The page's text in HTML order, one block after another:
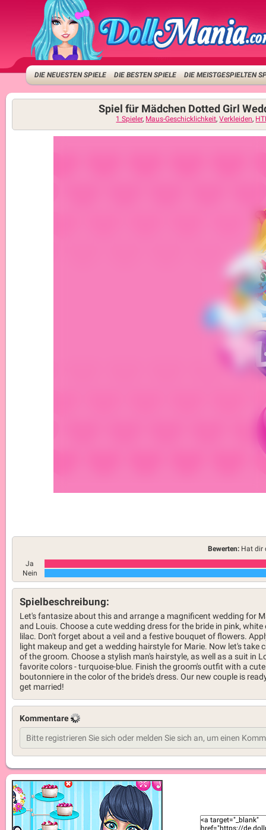
DIE NEUESTEN SPIELE DIE BESTEN SPIELE DIE MEISTGESPIELTEN
Spiel für Mädchen Dotted Girl
1 Spieler, Maus-Geschicklichkeit,Verkleiden,
Bewerten: Hat dir
Ja
Nein
Spielbeschreibung:
Let's fantasize about this and arrange a magnificent wedding for
and Louis. Choose a cute wedding dress for the bride in pink, white
lilac. Don't forget about a veil and a festive bouquet of flowers.
light makeup and get a wedding hairstyle for Marie. Now let's take
of the groom. Choose a stylish man's hairstyle, as well as a suit in
favorite colors - turquoise-blue. Finish the groom's outfit with a cute
boutonniere in the color of the bride's dress. Our new couple is
get married!
Kommentare